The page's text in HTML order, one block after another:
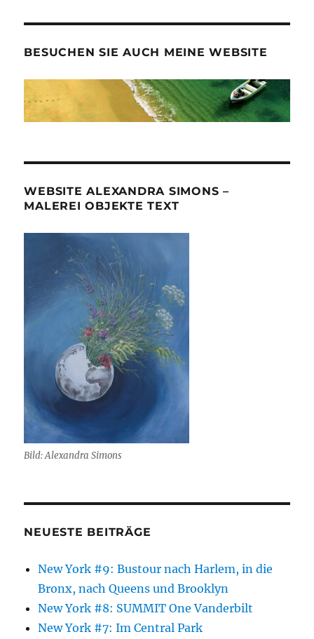
BESUCHEN SIE AUCH MEINE WEBSITE
WEBSITE ALEXANDRA SIMONS –
MALEREI OBJEKTE TEXT
Bild: Alexandra Simons
NEUESTE BEITRÄGE
New York #9: Bustour nach Harlem, in die
Bronx, nach Queens und Brooklyn
New York #8: SUMMIT One Vanderbilt
New York #7: Im Central Park